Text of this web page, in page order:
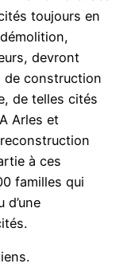
toujours en
devront
de construction
de telles cités
Arles et
à ces
familles qui
d’une